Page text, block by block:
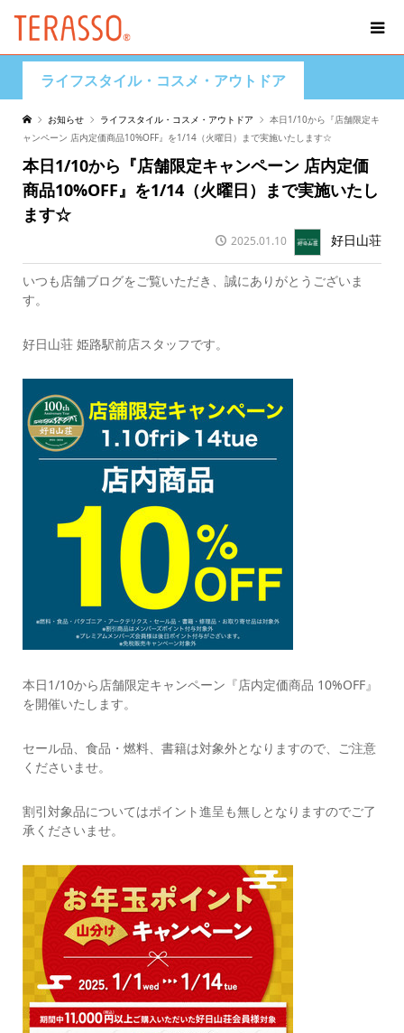
ライフスタイル・コスメ・アウトドア
お知らせ ライフスタイル・コスメ・アウトドア
本日1/10から『店舗限定キ
ャンペーン 店内定価商品10%OFF』を1/14（火曜日）まで実施いたします☆
本日1/10から『店舗限定キャンペーン 店内定価
商品10%OFF』を1/14（火曜日）まで実施いたし
ます☆
2025.01.10 好日山荘
いつも店舗ブログをご覧いただき、誠にありがとうございま
す。
好日山荘 姫路駅前店スタッフです。
本日1/10から店舗限定キャンペーン『店内定価商品 10%OFF』
を開催いたします。
セール品、食品・燃料、書籍は対象外となりますので、ご注意
くださいませ。
割引対象品についてはポイント進呈も無しとなりますのでご了
承くださいませ。